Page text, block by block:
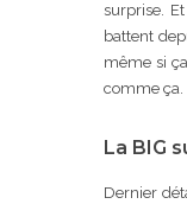
surprise.
battent
même si
comme ça.
La BIG
Dernier